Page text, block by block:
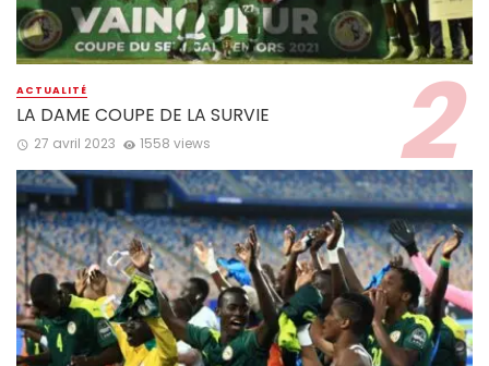
ACTUALITÉ
LA DAME COUPE DE LA SURVIE
27 avril 2023 1558 views